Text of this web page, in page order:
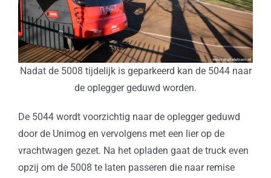
Nadat de 5008 tijdelijk is geparkeerd kan de 5044 naar
de oplegger geduwd worden.
De 5044 wordt voorzichtig naar de oplegger geduwd
door de Unimog en vervolgens met een lier op de
vrachtwagen gezet. Na het opladen gaat de truck even
opzij om de 5008 te laten passeren die naar remise